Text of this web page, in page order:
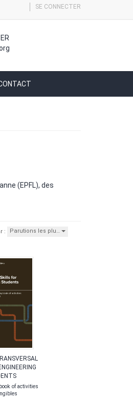
SE CONNECTER
(EPFL), des
: Parutions les plu…
of activities